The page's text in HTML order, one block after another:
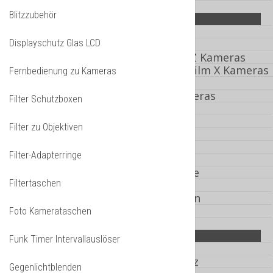
News
Makrotechnik
Makroringe für Nikon Z Kameras
AF Makroringe für Fujifilm X Kameras
Schnittstellen Canon Kameras
Olympus OM Objektive
Objektive
Canon Prime Objektive
Canon M-System Objektive
Wechselplatten zu Objektiven
Objektilisten zu Systemen
JJC
JJC GSP Kamera Displayschutz
Blitzzubehör
Displayschutz Glas LCD
Fernbedienung zu Kameras
Filter Schutzboxen
Filter zu Objektiven
Filter-Adapterringe
Filtertaschen
Foto Kamerataschen
Funk Timer Intervallauslöser
Gegenlichtblenden